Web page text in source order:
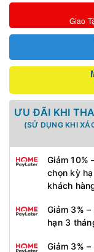
Giao
ƯU ĐÃI KHI
(SỬ DỤNG KHI
Giảm 10%
chọn kỳ
khách
Giảm 3%
hạn 3
Giảm 3%